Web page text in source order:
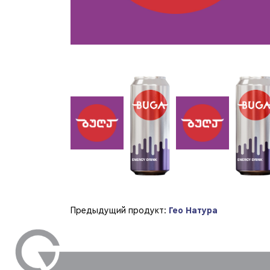
Предыдущий продукт: Гео Натура